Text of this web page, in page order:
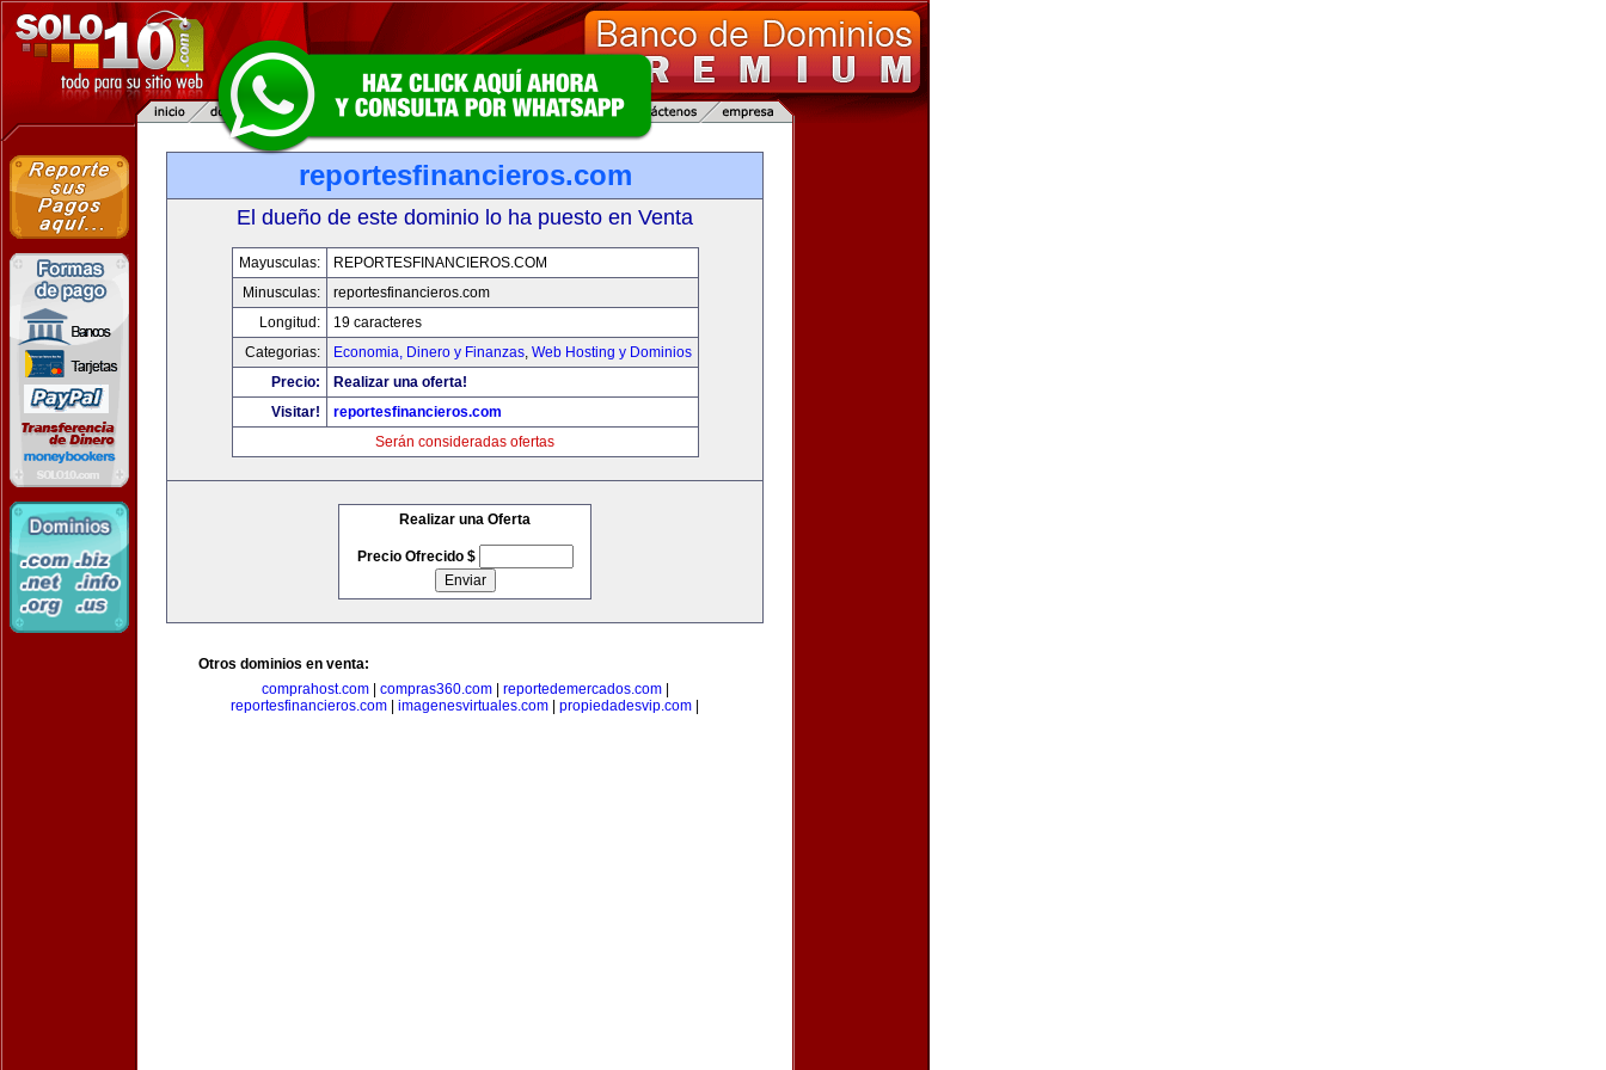
reportesfinancieros.com
El dueño de este dominio lo ha puesto en Venta
Mayusculas:
REPORTESFINANCIEROS.COM
Minusculas:
reportesfinancieros.com
Longitud:
19 caracteres
Categorias:
Economia, Dinero y Finanzas, Web Hosting y Dominios
Precio:
Realizar una oferta!
Visitar!
reportesfinancieros.com
Serán consideradas ofertas
Realizar una Oferta
Precio Ofrecido $
Otros dominios en venta:
comprahost.com| compras360.com| reportedemercados.com|
reportesfinancieros.com
imagenesvirtuales.com propiedadesvip.com